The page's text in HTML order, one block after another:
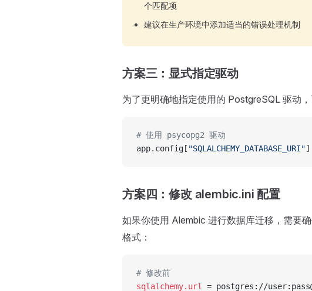
个匹配项
建议在生产环境中添加适当的错误处理机制
方案三：显式指定驱动
为了更明确地指定使用的 PostgreSQL 驱动
# 使用 psycopg2 驱动
app.config[ "SQLALCHEMY_DATABASE_URI"]
方案四：修改 alembic.ini 配置
如果你使用 Alembic 进行数据库迁移，需要
格式：
# 修改前
sqlalchemy.url
= postgres://